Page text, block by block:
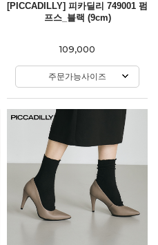
[PICCADILLY] 피카딜리 749001 펌
프스_블랙 (9cm)
109,000
주문가능사이즈